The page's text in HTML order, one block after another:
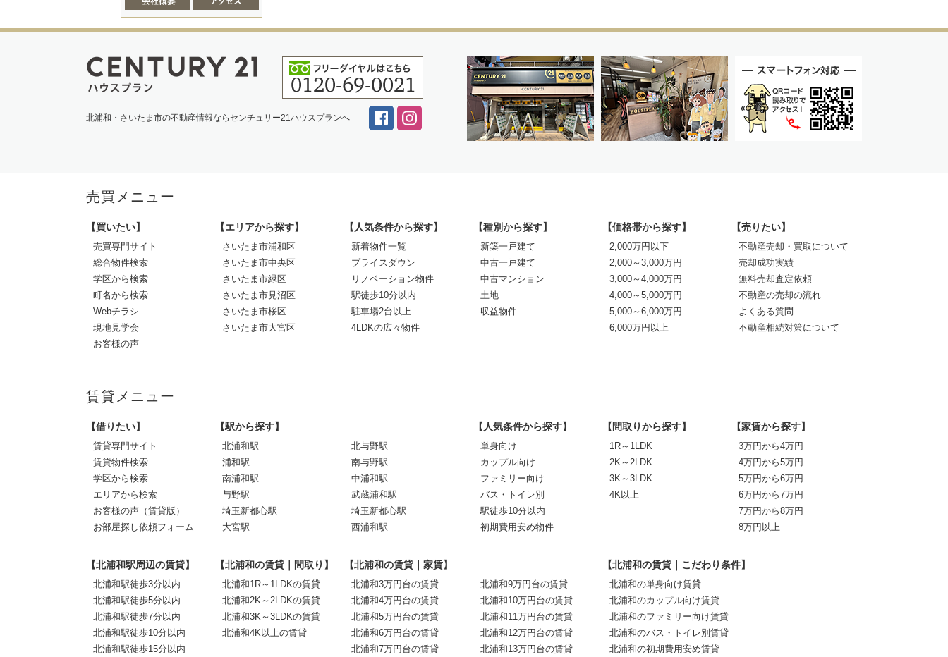
北浦和・さいたま市の不動産情報ならセンチュリー21ハウスプランへ
売買メニュー
【買いたい】
売買専門サイト
総合物件検索
学区から検索
町名から検索
Webチラシ
現地見学会
お客様の声
【エリアから探す】
さいたま市浦和区
さいたま市中央区
さいたま市緑区
さいたま市見沼区
さいたま市桜区
さいたま市大宮区
【人気条件から探す】
新着物件一覧
プライスダウン
リノベーション物件
駅徒歩10分以内
駐車場2台以上
4LDKの広々物件
【種別から探す】
新築一戸建て
中古一戸建て
中古マンション
土地
収益物件
【価格帯から探す】
2,000万円以下
2,000～3,000万円
3,000～4,000万円
4,000～5,000万円
5,000～6,000万円
6,000万円以上
【売りたい】
不動産売却・買取について
売却成功実績
無料売却査定依頼
不動産の売却の流れ
よくある質問
不動産相続対策について
賃貸メニュー
【借りたい】
賃貸専門サイト
賃貸物件検索
学区から検索
エリアから検索
お客様の声（賃貸版）
お部屋探し依頼フォーム
【駅から探す】
北浦和駅
浦和駅
南浦和駅
与野駅
埼玉新都心駅
大宮駅
北与野駅
南与野駅
中浦和駅
武蔵浦和駅
埼玉新都心駅
西浦和駅
【人気条件から探す】
単身向け
カップル向け
ファミリー向け
バス・トイレ別
駅徒歩10分以内
初期費用安め物件
【間取りから探す】
1R～1LDK
2K～2LDK
3K～3LDK
4K以上
【家賃から探す】
3万円から4万円
4万円から5万円
5万円から6万円
6万円から7万円
7万円から8万円
8万円以上
【北浦和駅周辺の賃貸】
北浦和駅徒歩3分以内
北浦和駅徒歩5分以内
北浦和駅徒歩7分以内
北浦和駅徒歩10分以内
北浦和駅徒歩15分以内
【北浦和の賃貸｜間取り】
北浦和1R～1LDKの賃貸
北浦和2K～2LDKの賃貸
北浦和3K～3LDKの賃貸
北浦和4K以上の賃貸
【北浦和の賃貸｜家賃】
北浦和3万円台の賃貸
北浦和4万円台の賃貸
北浦和5万円台の賃貸
北浦和6万円台の賃貸
北浦和7万円台の賃貸
北浦和9万円台の賃貸
北浦和10万円台の賃貸
北浦和11万円台の賃貸
北浦和12万円台の賃貸
北浦和13万円台の賃貸
【北浦和の賃貸｜こだわり条件】
北浦和の単身向け賃貸
北浦和のカップル向け賃貸
北浦和のファミリー向け賃貸
北浦和のバス・トイレ別賃貸
北浦和の初期費用安め賃貸